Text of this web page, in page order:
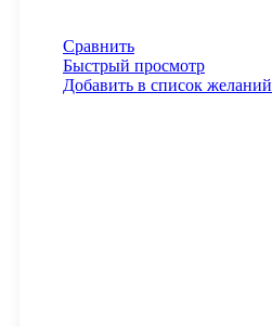
Сравнить
Быстрый просмотр
Добавить в список желаний